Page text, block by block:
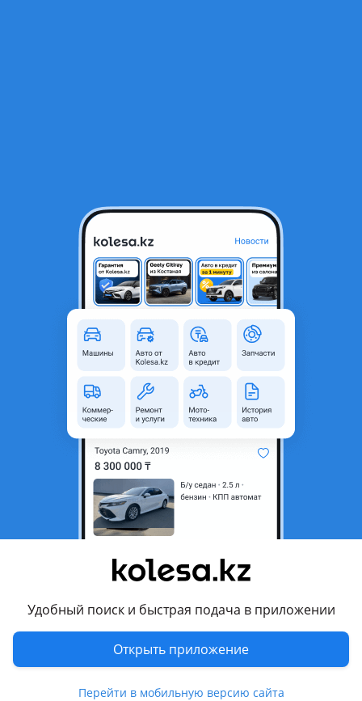
Удобный поиск и быстрая подача в приложении
Открыть приложение
Перейти в мобильную версию сайта
Двигатель Тойота Камри 3.0 литра Toyota Camry 1MZ-FE
Алматы, Алматинская
область
Б/y
Оригинальность
Оригинал
Возможна рассрочка или
Да
Подходит на авто
Nissan Qashqai
2006 - 2010 1 поколение (J10/NJ10/JJ10E), 2010 - 2013 1
поколение рестайлинг (J10, NJ10, JJ10E) (J10/NJ10/JJ10E)
Nissan Teana
Показать больше